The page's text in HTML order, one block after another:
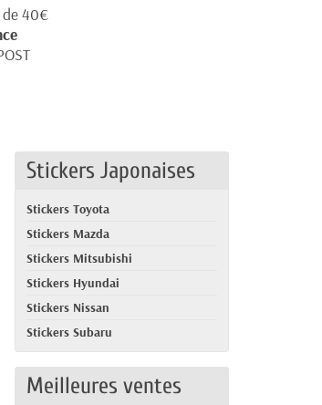
40€
Stickers Japonaises
Stickers Toyota
Stickers Mazda
Stickers Mitsubishi
Stickers Hyundai
Stickers Nissan
Stickers Subaru
Meilleures ventes